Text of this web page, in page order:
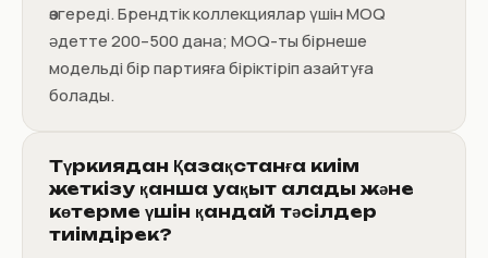
өзгереді. Брендтік коллекциялар үшін MOQ
әдетте 200–500 дана; MOQ-ты бірнеше
модельді бір партияға біріктіріп азайтуға
болады.
Түркиядан Қазақстанға киім
жеткізу қанша уақыт алады және
көтерме үшін қандай тәсілдер
тиімдірек?